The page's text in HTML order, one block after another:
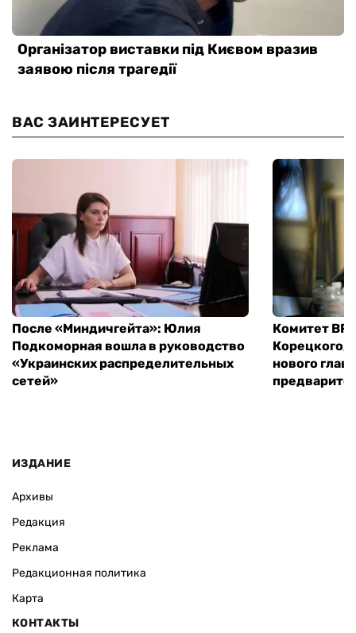
ВАС ЗАИНТЕРЕСУЕТ
После «Миндичгейта»: Юлия
Подкоморная вошла в руководство
«Украинских распределительных
сетей»
Комитет ВР
Корецкого,
нового
ИЗДАНИЕ
Архивы
Редакция
Реклама
Редакционная политика
Карта
КОНТАКТЫ